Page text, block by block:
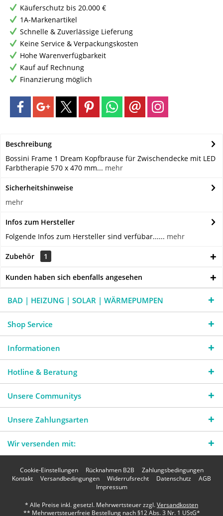
Käuferschutz bis 20.000 €
1A-Markenartikel
Schnelle & Zuverlässige Lieferung
Keine Service & Verpackungskosten
Hohe Warenverfügbarkeit
Kauf auf Rechnung
Finanzierung möglich
Beschreibung
Bossini Frame 1 Dream Kopfbrause für Zwischendecke mit LED
Farbtherapie 570 x 470 mm... mehr
Sicherheitshinweise
mehr
Infos zum Hersteller
Folgende Infos zum Hersteller sind verfübar...... mehr
Zubehör 1
Kunden haben sich ebenfalls angesehen
BAD | HEIZUNG | SOLAR | WÄRMEPUMPEN
Shop Service
Informationen
Hotline & Beratung
Unsere Communitys
Unsere Zahlungsarten
Wir versenden mit:
Cookie-Einstellungen Rücknahmen B2B
Zahlungsbedingungen
Kontakt
Versandbedingungen Widerrufsrecht Datenschutz
AGB
Impressum
* Alle Preise inkl. gesetzl. Mehrwertsteuer zzgl.Versandkosten
** Mehrwertsteuerfreie Bestellung nach §12 Abs. 3 Nr. 1 UStG*